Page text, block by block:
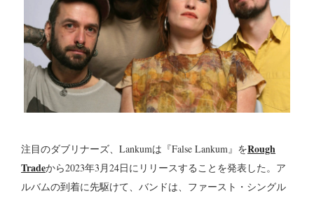
注目のダブリナーズ、Lankumは『False Lankum』をRough
Tradeから2023年3月24日にリリースすることを発表した。ア
ルバムの到着に先駆けて、バンドは、ファースト・シングル